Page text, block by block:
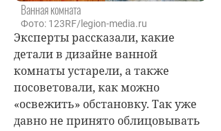
Ванная комната
Фото: 123RF/legion-media.ru
Эксперты рассказали, какие
детали в дизайне ванной
комнаты устарели, а также
посоветовали, как можно
«освежить» обстановку. Так уже
давно не принято облицовывать